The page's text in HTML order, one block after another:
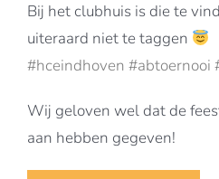
Bij het clubhuis is die te
uiteraard niet te taggen
#hceindhoven #abtoernooi
Wij geloven wel dat de
aan hebben gegeven!